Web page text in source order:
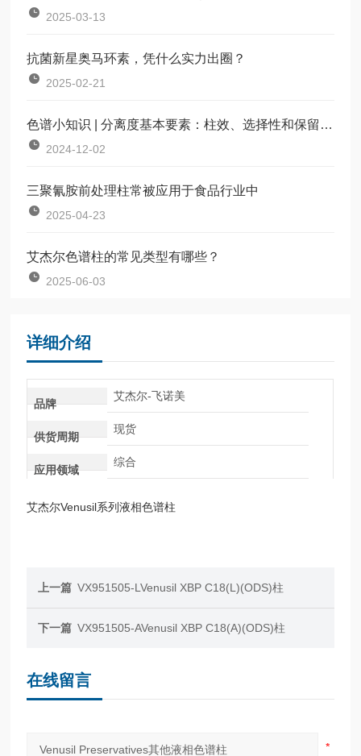
2025-03-13
抗菌新星奥马环素，凭什么实力出圈？
2025-02-21
色谱小知识 | 分离度基本要素：柱效、选择性和保留度（内附对比参照）
2024-12-02
三聚氰胺前处理柱常被应用于食品行业中
2025-04-23
艾杰尔色谱柱的常见类型有哪些？
2025-06-03
详细介绍
品牌
艾杰尔-飞诺美
供货周期
现货
应用领域
综合
艾杰尔Venusil系列液相色谱柱
上一篇 VX951505-LVenusil XBP C18(L)(ODS)柱
下一篇 VX951505-AVenusil XBP C18(A)(ODS)柱
在线留言